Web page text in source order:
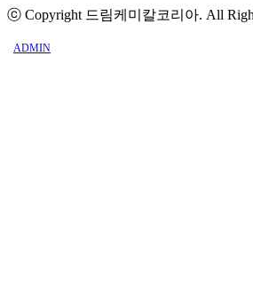
ⓒ Copyright 드림케미칼코리아. All
ADMIN